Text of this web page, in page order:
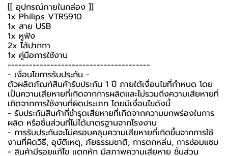
[[ อุปกรณ์ภายในกล่อง ]]
1x Philips VTR5910
1x สาย USB
1x หูฟัง
2x ไส้ปากกา
1x คู่มือการใช้งาน
----------------------------------------
-️ เงื่อนไขการรับประกัน -️
ตัวผลิตภัณฑ์สินค้ารับประกัน 1 ปี ภายใต้เงื่อนไขที่กำหนด โดย
เป็นความเสียหายที่เกิดจากการผลิตและไม่รวมถึงความเสียหายที่
เกิดจากการใช้งานที่ผิดประเภท โดยมีเงื่อนไขดังนี้
- รับประกันสินค้าที่ชำรุดเสียหายที่เกิดจากความบกพร่องในการ
ผลิต หรือชิ้นส่วนที่ไม่ได้มาตรฐานจากโรงงาน
- การรับประกันจะไม่ครอบคลุมความเสียหายที่เกิดขึ้นจากการใช้
งานที่ผิดวิธี, อุบัติเหตุ, ภัยธรรมชาติ, การตกหล่น, การซ่อมแซม
- สินค้ามีรอยแก้ไข แตกหัก มีสภาพความเสียหาย ชิ้นส่วน